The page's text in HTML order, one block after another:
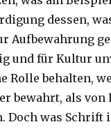
dessen,
Aufbewahrung
und für Kultur
Rolle behalten,
bewahrt, als
Doch was